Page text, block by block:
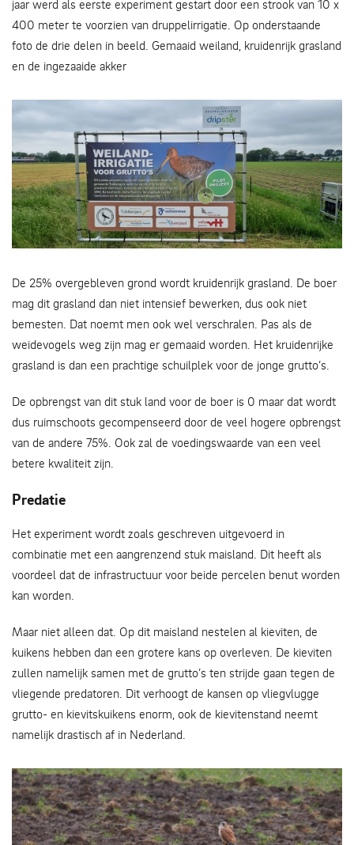
jaar werd als eerste experiment gestart door een strook van 10 x
400 meter te voorzien van druppelirrigatie. Op onderstaande
foto de drie delen in beeld. Gemaaid weiland, kruidenrijk grasland
en de ingezaaide akker
De 25% overgebleven grond wordt kruidenrijk grasland. De boer
mag dit grasland dan niet intensief bewerken, dus ook niet
bemesten. Dat noemt men ook wel verschralen. Pas als de
weidevogels weg zijn mag er gemaaid worden. Het kruidenrijke
grasland is dan een prachtige schuilplek voor de jonge grutto’s.
De opbrengst van dit stuk land voor de boer is 0 maar dat wordt
dus ruimschoots gecompenseerd door de veel hogere opbrengst
van de andere 75%. Ook zal de voedingswaarde van een veel
betere kwaliteit zijn.
Predatie
Het experiment wordt zoals geschreven uitgevoerd in
combinatie met een aangrenzend stuk maisland. Dit heeft als
voordeel dat de infrastructuur voor beide percelen benut worden
kan worden.
Maar niet alleen dat. Op dit maisland nestelen al kieviten, de
kuikens hebben dan een grotere kans op overleven. De kieviten
zullen namelijk samen met de grutto’s ten strijde gaan tegen de
vliegende predatoren. Dit verhoogt de kansen op vliegvlugge
grutto- en kievitskuikens enorm, ook de kievitenstand neemt
namelijk drastisch af in Nederland.